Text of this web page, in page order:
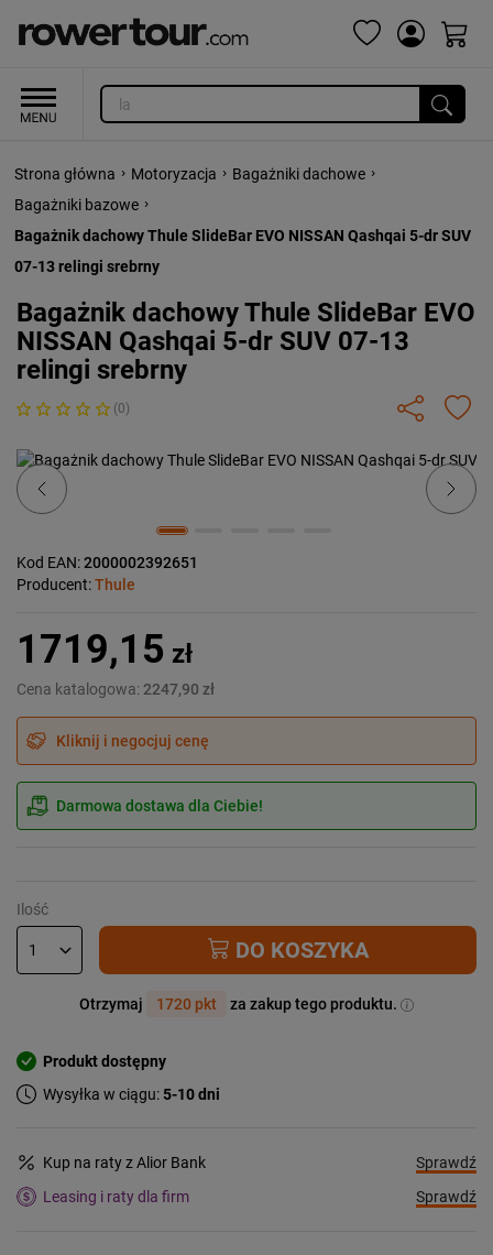
Strona główna › Motoryzacja › Bagażniki dachowe ›
Bagażniki bazowe ›
Bagażnik dachowy Thule SlideBar EVO NISSAN Qashqai 5-dr SUV
07-13 relingi srebrny
Bagażnik dachowy Thule SlideBar EVO
NISSAN Qashqai 5-dr SUV 07-13
relingi srebrny
(0)
Previous Next
Kod EAN:2000002392651
Producent:Thule
1719,15 zł
Cena katalogowa: 2247,90 zł
Kliknij i negocjuj cenę
Darmowa dostawa dla Ciebie!
Ilość
DO KOSZYKA
Otrzymaj 1720 pkt za zakup tego produktu.
Produkt dostępny
Wysyłka w ciągu:5-10 dni
Kup na raty z Alior Bank
Sprawdź
Leasing i raty dla firm
Sprawdź